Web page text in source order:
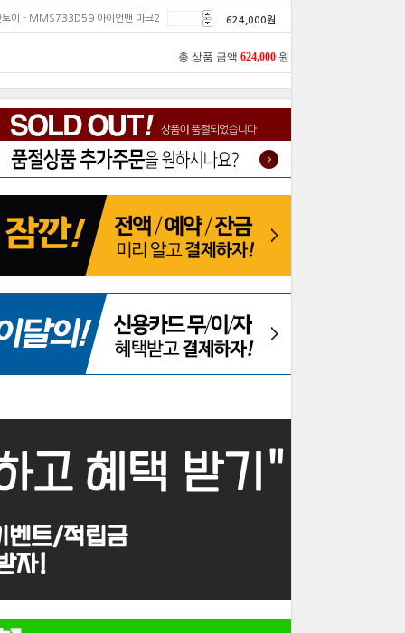
토이 - MMS733D59 아이언맨 마크2 624,000원
총 상품 금액 624,000 원